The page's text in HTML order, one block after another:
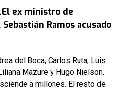
ex ministro de
Ramos acusado
del Boca, Carlos Ruta, Luis
Mazure y Hugo Nielson.
a millones. El resto de